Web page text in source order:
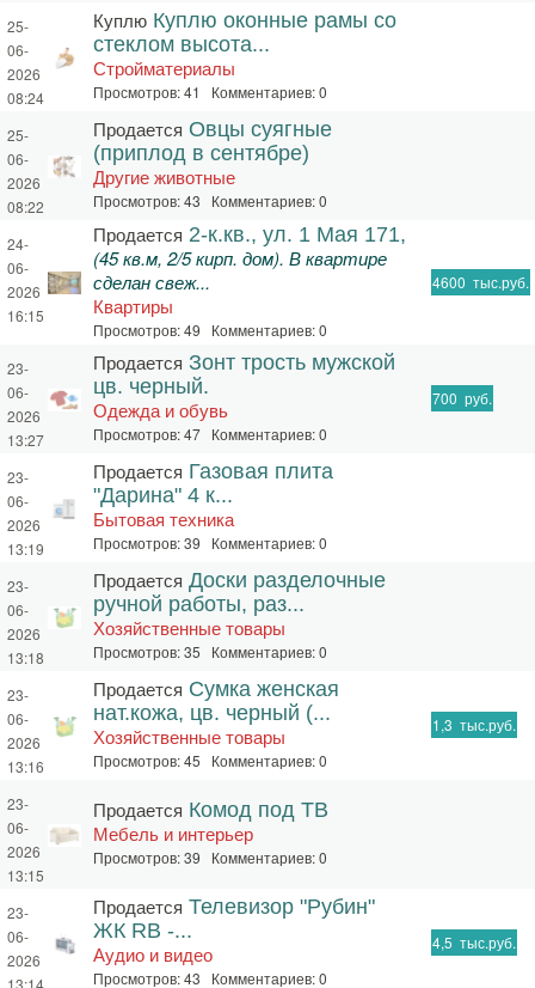
25-
06-
2026
08:24
Куплю Куплю оконные рамы со
стеклом высота...
Стройматериалы
Просмотров: 41 Комментариев: 0
25-
06-
2026
08:22
Продается Овцы суягные
(приплод в сентябре)
Другие животные
Просмотров: 43 Комментариев: 0
24-
06-
2026
16:15
Продается 2-к.кв., ул. 1 Мая 171,
(45 кв.м, 2/5 кирп. дом). В квартире
сделан свеж...
Квартиры
Просмотров: 49 Комментариев: 0
4600 тыс.руб.
23-
06-
2026
13:27
Продается Зонт трость мужской
цв. черный.
Одежда и обувь
Просмотров: 47 Комментариев: 0
700 руб.
23-
06-
2026
13:19
Продается Газовая плита
"Дарина" 4 к...
Бытовая техника
Просмотров: 39 Комментариев: 0
23-
06-
2026
13:18
Продается Доски разделочные
ручной работы, раз...
Хозяйственные товары
Просмотров: 35 Комментариев: 0
23-
06-
2026
13:16
Продается Сумка женская
нат.кожа, цв. черный (...
Хозяйственные товары
Просмотров: 45 Комментариев: 0
1,3 тыс.руб.
23-
06-
2026
13:15
Продается Комод под ТВ
Мебель и интерьер
Просмотров: 39 Комментариев: 0
23-
06-
2026
13:14
Продается Телевизор "Рубин"
ЖК RB -...
Аудио и видео
Просмотров: 43 Комментариев: 0
4,5 тыс.руб.